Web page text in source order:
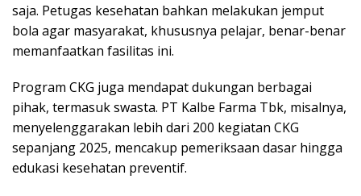
saja. Petugas kesehatan bahkan melakukan jemput
bola agar masyarakat, khususnya pelajar, benar-benar
memanfaatkan fasilitas ini.
Program CKG juga mendapat dukungan berbagai
pihak, termasuk swasta. PT Kalbe Farma Tbk, misalnya,
menyelenggarakan lebih dari 200 kegiatan CKG
sepanjang 2025, mencakup pemeriksaan dasar hingga
edukasi kesehatan preventif.